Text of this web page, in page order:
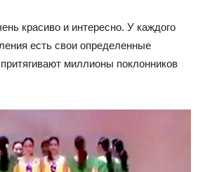
красиво и интересно. У каждого
есть свои определенные
миллионы поклонников